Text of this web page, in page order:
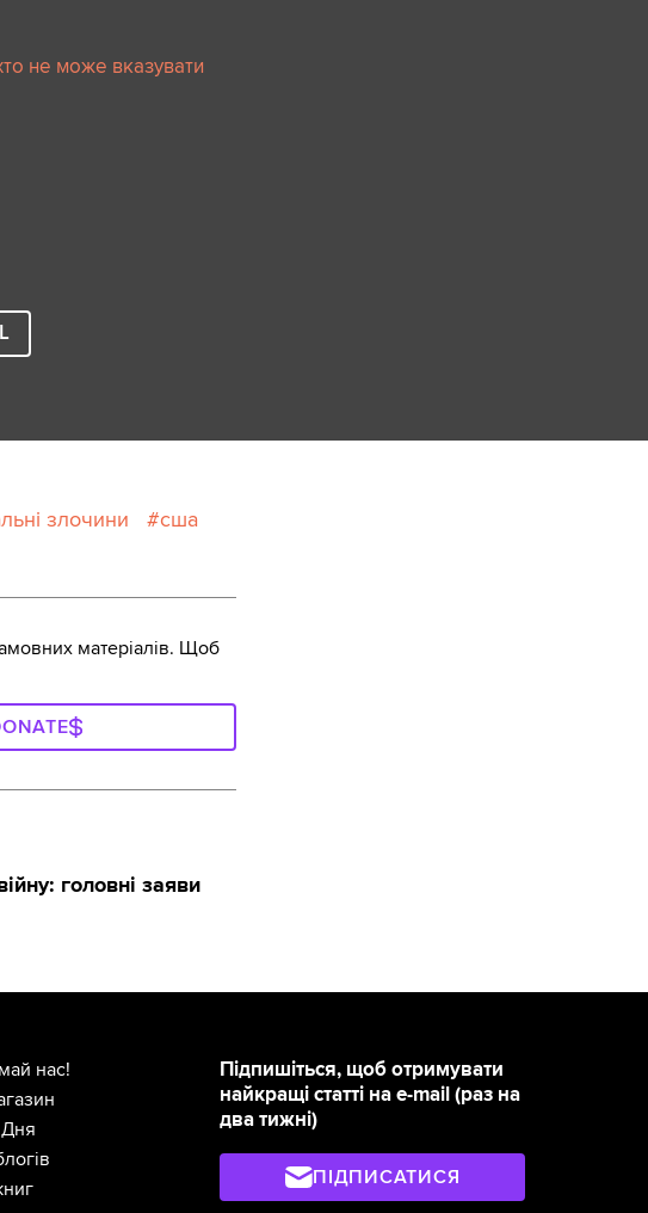
не може вказувати
злочини сша
матеріалів. Щоб
головні заяви
Підпишіться, щоб отримувати
найкращі статті на e-mail (раз на
два тижні)
ПІДПИСАТИСЯ
нас!
Дня